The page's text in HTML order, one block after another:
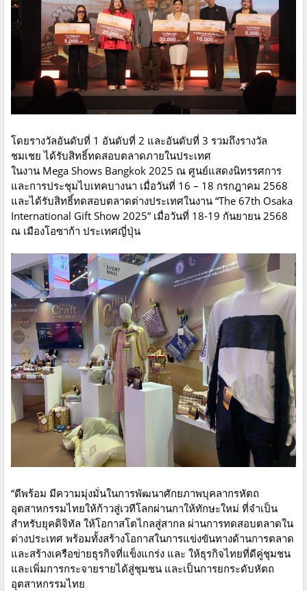
โดยรางวัลอันดับที่ 1 อันดับที่ 2 และอันดับที่ 3 รวมถึงรางวัล
ชมเชย ได้รับสิทธิ์ทดสอบตลาดภายในประเทศ
ในงาน Mega Shows Bangkok 2025 ณ ศูนย์แสดงนิทรรศการ
และการประชุมไบเทคบางนา เมื่อวันที่ 16 – 18 กรกฎาคม 2568
และได้รับสิทธิ์ทดสอบตลาดต่างประเทศในงาน “The 67th Osaka
International Gift Show 2025” เมื่อวันที่ 18-19 กันยายน 2568
ณ เมืองโอซาก้า ประเทศญี่ปุ่น
​“ดีพร้อม มีความมุ่งมั่นในการพัฒนาศักยภาพบุคลากรหัตถ
อุตสาหกรรมไทยให้ก้าวสู่เวทีโลกผ่านกาให้ทักษะใหม่ ที่จำเป็น
สำหรับยุคดิจิทัล ให้โอกาสโตไกลสู่สากล ผ่านการทดสอบตลาดใน
ต่างประเทศ พร้อมทั้งสร้างโอกาสในการแข่งขันทางด้านการตลาด
และสร้างเครือข่ายธุรกิจที่แข็งแกร่ง และ ให้ธุรกิจไทยที่ดีคู่ชุมชน
และเพิ่มการกระจายรายได้สู่ชุมชน และเป็นการยกระดับหัตถ
อุตสาหกรรมไทย